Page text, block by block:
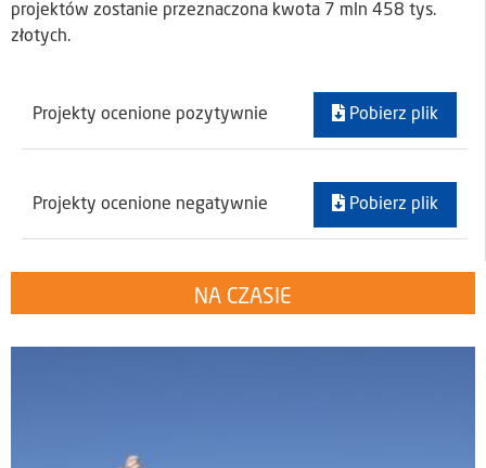
projektów zostanie przeznaczona kwota 7 mln 458 tys.
złotych.
Projekty ocenione pozytywnie Pobierz plik
Projekty ocenione negatywnie Pobierz plik
NA CZASIE